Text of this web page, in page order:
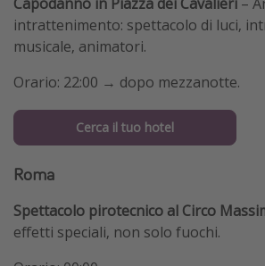
intrattenimento: spettacolo di luci,
musicale, animatori.
Orario: 22:00 → dopo mezzanotte.
Cerca il tuo hotel
Roma
Spettacolo pirotecnico al Circo
effetti speciali, non solo fuochi.